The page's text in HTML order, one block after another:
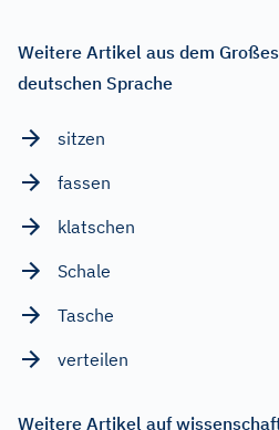
Weitere Artikel aus dem
deutschen Sprache
sitzen
fassen
klatschen
Schale
Tasche
verteilen
Weitere Artikel auf